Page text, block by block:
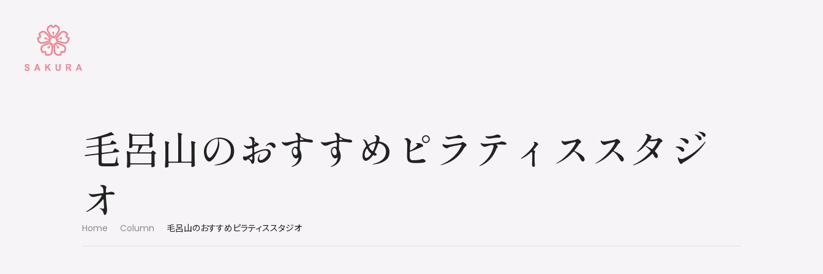
毛呂山のおすすめピラティススタジ
オ
Home Column 毛呂山のおすすめピラティススタジオ